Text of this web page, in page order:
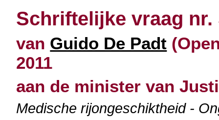
Schriftelijke vraag nr.
van Guido De Padt
2011
aan de minister van
Medische rijongeschiktheid -